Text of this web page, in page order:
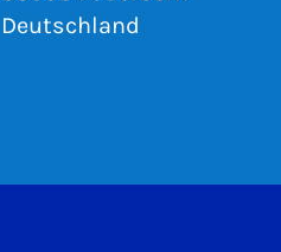
Deutschland